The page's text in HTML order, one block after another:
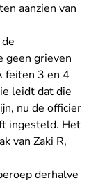
aanzien van
geen grieven
feiten 3 en 4
leidt dat die
nu de officier
ingesteld. Het
van Zaki R,
derhalve